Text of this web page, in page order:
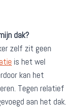
dak?
zelf zit geen
is het wel
kan het
Tegen relatief
aan het dak.